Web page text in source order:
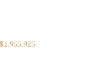
$1.955.925